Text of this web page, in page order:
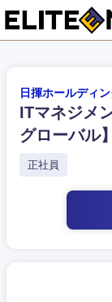
日揮ホールディ
ITマネジメ
グローバル】
正社員